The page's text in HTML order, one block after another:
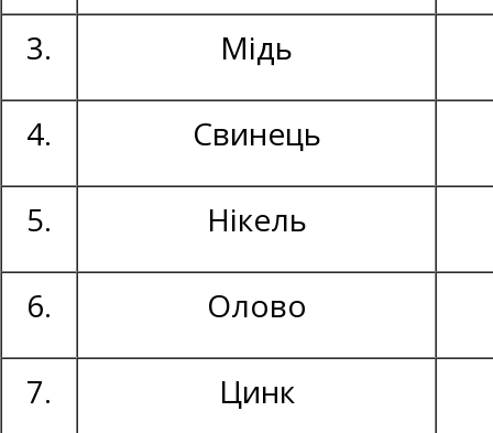
3. Мідь
4. Свинець
5. Нікель
6. Олово
7. Цинк